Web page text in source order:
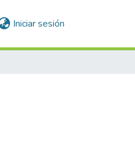
Iniciar sesión